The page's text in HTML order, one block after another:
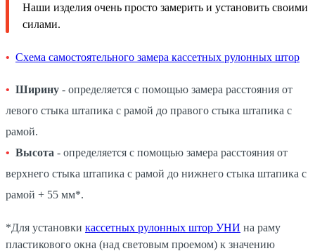
Наши изделия очень просто замерить и установить своими
силами.
Схема самостоятельного замера кассетных рулонных штор
Ширину - определяется с помощью замера расстояния от
левого стыка штапика с рамой до правого стыка штапика с
рамой.
Высота - определяется с помощью замера расстояния от
верхнего стыка штапика с рамой до нижнего стыка штапика с
рамой + 55 мм*.
*Для установки кассетных рулонных штор УНИ на раму
пластикового окна (над световым проемом) к значению